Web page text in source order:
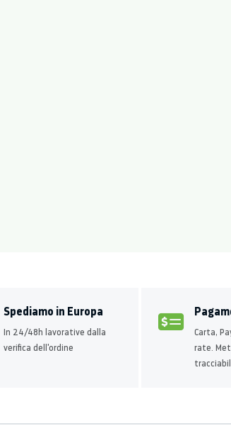
Spediamo in Europa
In 24/48h lavorative dalla
verifica dell'ordine
Carta,
rate.